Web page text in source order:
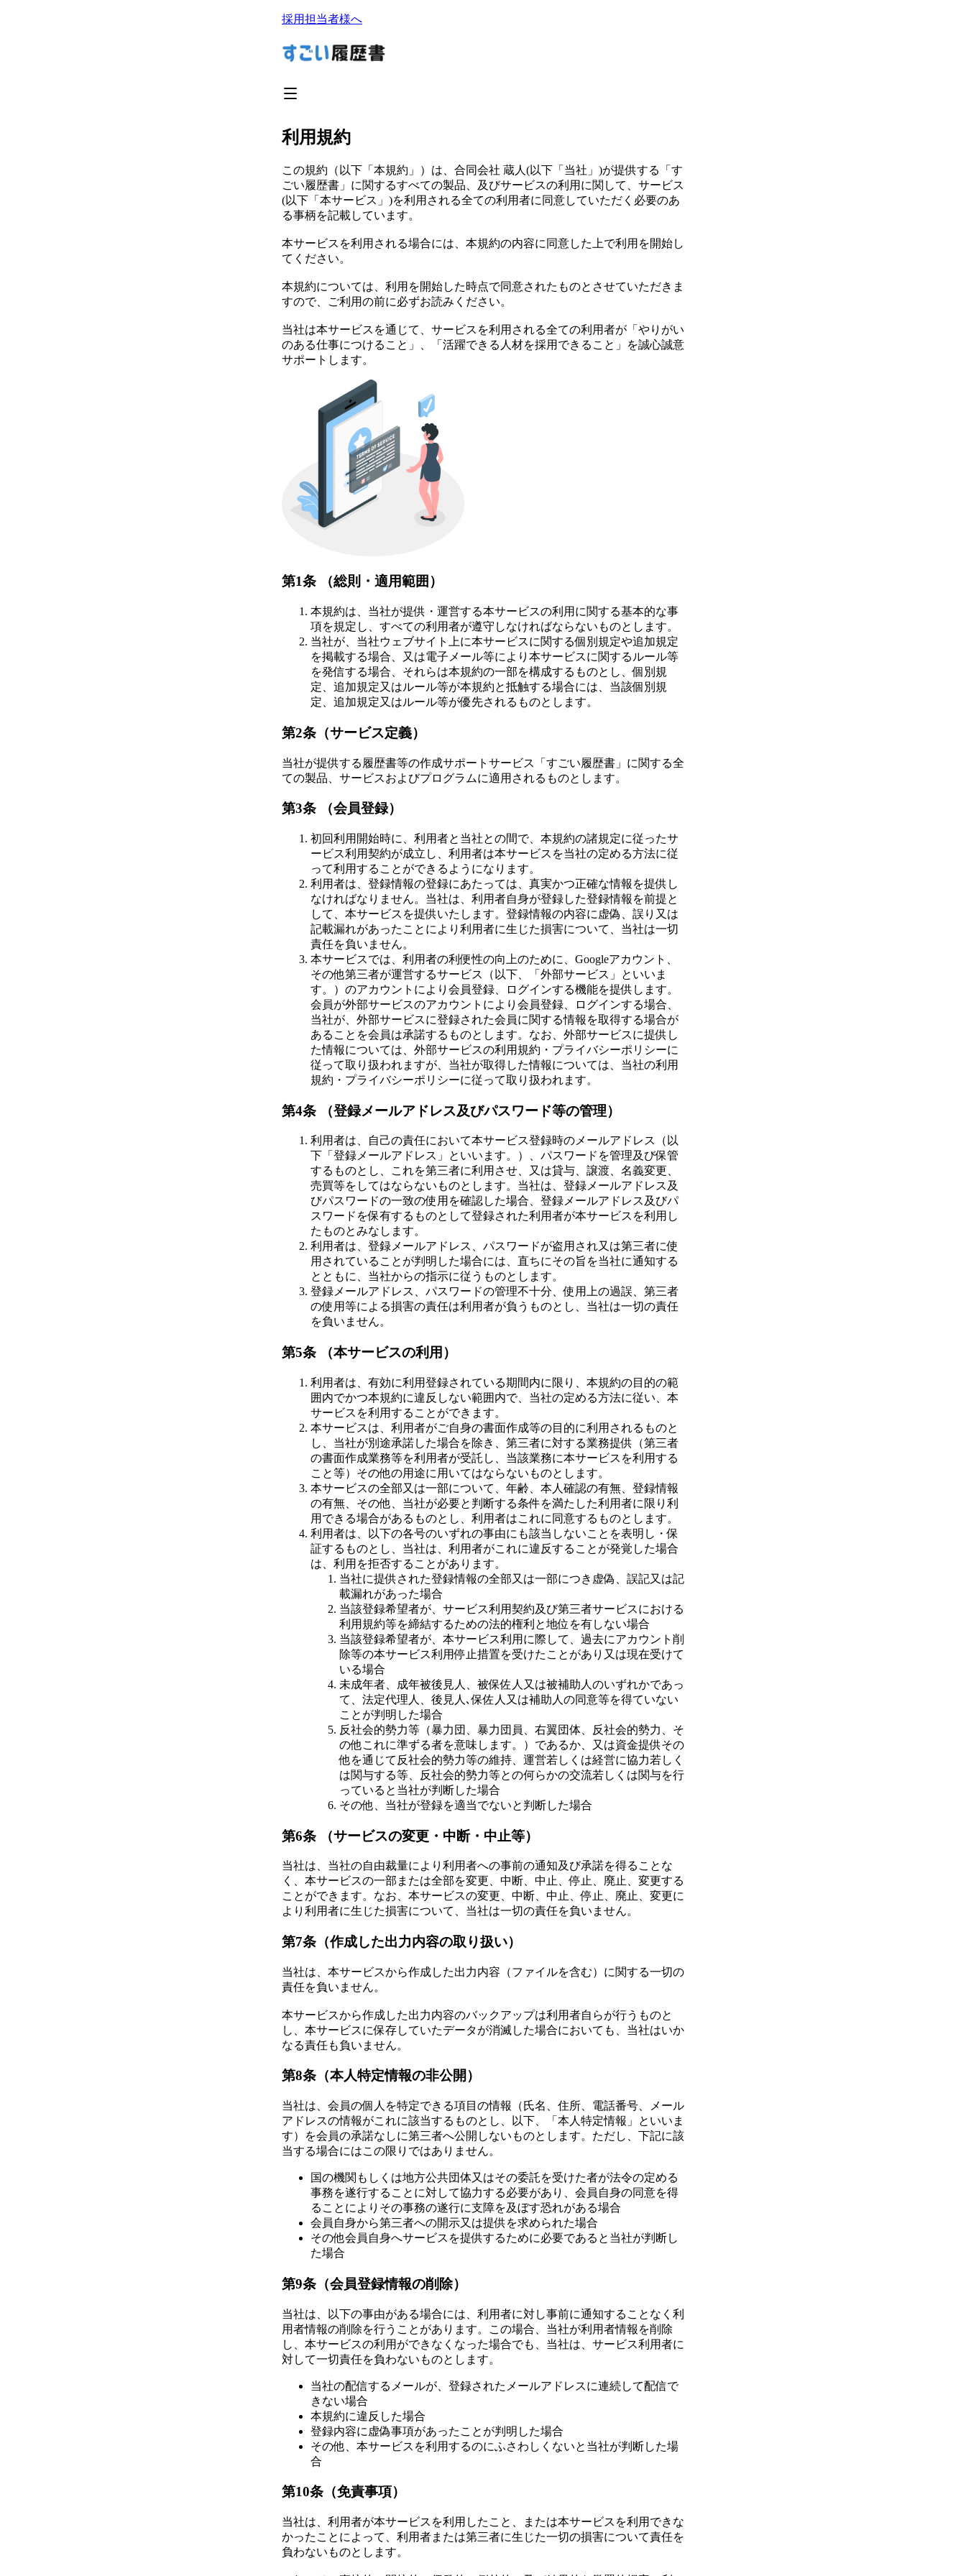
採用担当者様へ
利用規約
この規約（以下「本規約」）は、合同会社 蔵人(以下「当社」)が提供する「す
ごい履歴書」に関するすべての製品、及びサービスの利用に関して、サービス
(以下「本サービス」)を利用される全ての利用者に同意していただく必要のあ
る事柄を記載しています。
本サービスを利用される場合には、本規約の内容に同意した上で利用を開始し
てください。
本規約については、利用を開始した時点で同意されたものとさせていただきま
すので、ご利用の前に必ずお読みください。
当社は本サービスを通じて、サービスを利用される全ての利用者が「やりがい
のある仕事につけること」、「活躍できる人材を採用できること」を誠心誠意
サポートします。
第1条 （総則・適用範囲）
本規約は、当社が提供・運営する本サービスの利用に関する基本的な事
項を規定し、すべての利用者が遵守しなければならないものとします。
当社が、当社ウェブサイト上に本サービスに関する個別規定や追加規定
を掲載する場合、又は電子メール等により本サービスに関するルール等
を発信する場合、それらは本規約の一部を構成するものとし、個別規
定、追加規定又はルール等が本規約と抵触する場合には、当該個別規
定、追加規定又はルール等が優先されるものとします。
第2条（サービス定義）
当社が提供する履歴書等の作成サポートサービス「すごい履歴書」に関する全
ての製品、サービスおよびプログラムに適用されるものとします。
第3条 （会員登録）
初回利用開始時に、利用者と当社との間で、本規約の諸規定に従ったサ
ービス利用契約が成立し、利用者は本サービスを当社の定める方法に従
って利用することができるようになります。
利用者は、登録情報の登録にあたっては、真実かつ正確な情報を提供し
なければなりません。当社は、利用者自身が登録した登録情報を前提と
して、本サービスを提供いたします。登録情報の内容に虚偽、誤り又は
記載漏れがあったことにより利用者に生じた損害について、当社は一切
責任を負いません。
本サービスでは、利用者の利便性の向上のために、Googleアカウント、
その他第三者が運営するサービス（以下、「外部サービス」といいま
す。）のアカウントにより会員登録、ログインする機能を提供します。
会員が外部サービスのアカウントにより会員登録、ログインする場合、
当社が、外部サービスに登録された会員に関する情報を取得する場合が
あることを会員は承諾するものとします。なお、外部サービスに提供し
た情報については、外部サービスの利用規約・プライバシーポリシーに
従って取り扱われますが、当社が取得した情報については、当社の利用
規約・プライバシーポリシーに従って取り扱われます。
第4条 （登録メールアドレス及びパスワード等の管理）
利用者は、自己の責任において本サービス登録時のメールアドレス（以
下「登録メールアドレス」といいます。）、パスワードを管理及び保管
するものとし、これを第三者に利用させ、又は貸与、譲渡、名義変更、
売買等をしてはならないものとします。当社は、登録メールアドレス及
びパスワードの一致の使用を確認した場合、登録メールアドレス及びパ
スワードを保有するものとして登録された利用者が本サービスを利用し
たものとみなします。
利用者は、登録メールアドレス、パスワードが盗用され又は第三者に使
用されていることが判明した場合には、直ちにその旨を当社に通知する
とともに、当社からの指示に従うものとします。
登録メールアドレス、パスワードの管理不十分、使用上の過誤、第三者
の使用等による損害の責任は利用者が負うものとし、当社は一切の責任
を負いません。
第5条 （本サービスの利用）
利用者は、有効に利用登録されている期間内に限り、本規約の目的の範
囲内でかつ本規約に違反しない範囲内で、当社の定める方法に従い、本
サービスを利用することができます。
本サービスは、利用者がご自身の書面作成等の目的に利用されるものと
し、当社が別途承諾した場合を除き、第三者に対する業務提供（第三者
の書面作成業務等を利用者が受託し、当該業務に本サービスを利用する
こと等）その他の用途に用いてはならないものとします。
本サービスの全部又は一部について、年齢、本人確認の有無、登録情報
の有無、その他、当社が必要と判断する条件を満たした利用者に限り利
用できる場合があるものとし、利用者はこれに同意するものとします。
利用者は、以下の各号のいずれの事由にも該当しないことを表明し・保
証するものとし、当社は、利用者がこれに違反することが発覚した場合
は、利用を拒否することがあります。
当社に提供された登録情報の全部又は一部につき虚偽、誤記又は記
載漏れがあった場合
当該登録希望者が、サービス利用契約及び第三者サービスにおける
利用規約等を締結するための法的権利と地位を有しない場合
当該登録希望者が、本サービス利用に際して、過去にアカウント削
除等の本サービス利用停止措置を受けたことがあり又は現在受けて
いる場合
未成年者、成年被後見人、被保佐人又は被補助人のいずれかであっ
て、法定代理人、後見人､保佐人又は補助人の同意等を得ていない
ことが判明した場合
反社会的勢力等（暴力団、暴力団員、右翼団体、反社会的勢力、そ
の他これに準ずる者を意味します。）であるか、又は資金提供その
他を通じて反社会的勢力等の維持、運営若しくは経営に協力若しく
は関与する等、反社会的勢力等との何らかの交流若しくは関与を行
っていると当社が判断した場合
その他、当社が登録を適当でないと判断した場合
第6条 （サービスの変更・中断・中止等）
当社は、当社の自由裁量により利用者への事前の通知及び承諾を得ることな
く、本サービスの一部または全部を変更、中断、中止、停止、廃止、変更する
ことができます。なお、本サービスの変更、中断、中止、停止、廃止、変更に
より利用者に生じた損害について、当社は一切の責任を負いません。
第7条（作成した出力内容の取り扱い）
当社は、本サービスから作成した出力内容（ファイルを含む）に関する一切の
責任を負いません。
本サービスから作成した出力内容のバックアップは利用者自らが行うものと
し、本サービスに保存していたデータが消滅した場合においても、当社はいか
なる責任も負いません。
第8条（本人特定情報の非公開）
当社は、会員の個人を特定できる項目の情報（氏名、住所、電話番号、メール
アドレスの情報がこれに該当するものとし、以下、「本人特定情報」といいま
す）を会員の承諾なしに第三者へ公開しないものとします。ただし、下記に該
当する場合にはこの限りではありません。
国の機関もしくは地方公共団体又はその委託を受けた者が法令の定める
事務を遂行することに対して協力する必要があり、会員自身の同意を得
ることによりその事務の遂行に支障を及ぼす恐れがある場合
会員自身から第三者への開示又は提供を求められた場合
その他会員自身へサービスを提供するために必要であると当社が判断し
た場合
第9条（会員登録情報の削除）
当社は、以下の事由がある場合には、利用者に対し事前に通知することなく利
用者情報の削除を行うことがあります。この場合、当社が利用者情報を削除
し、本サービスの利用ができなくなった場合でも、当社は、サービス利用者に
対して一切責任を負わないものとします。
当社の配信するメールが、登録されたメールアドレスに連続して配信で
きない場合
本規約に違反した場合
登録内容に虚偽事項があったことが判明した場合
その他、本サービスを利用するのにふさわしくないと当社が判断した場
合
第10条（免責事項）
当社は、利用者が本サービスを利用したこと、または本サービスを利用できな
かったことによって、利用者または第三者に生じた一切の損害について責任を
負わないものとします。